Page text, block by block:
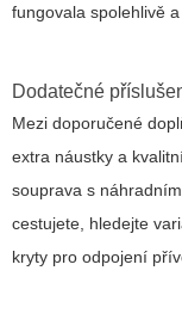
fungovala spolehlivě
Dodatečné
Mezi doporučené
extra náustky a
souprava s
cestujete, hledejte
kryty pro odpojení